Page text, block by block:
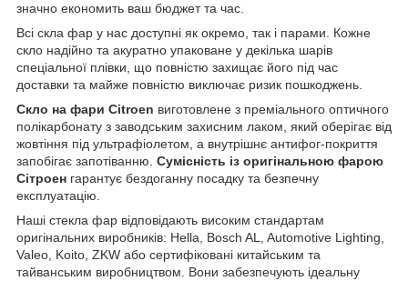
значно економить ваш бюджет та час.
Всі скла фар у нас доступні як окремо, так і парами. Кожне
скло надійно та акуратно упаковане у декілька шарів
спеціальної плівки, що повністю захищає його під час
доставки та майже повністю виключає ризик пошкоджень.
Скло на фари Citroen виготовлене з преміального оптичного
полікарбонату з заводським захисним лаком, який оберігає від
жовтіння під ультрафіолетом, а внутрішнє антифог-покриття
запобігає запотіванню. Сумісність із оригінальною фарою
Сітроен гарантує бездоганну посадку та безпечну
експлуатацію.
Наші стекла фар відповідають високим стандартам
оригінальних виробників: Hella, Bosch AL, Automotive Lighting,
Valeo, Koito, ZKW або сертифіковані китайським та
тайванським виробництвом. Вони забезпечують ідеальну